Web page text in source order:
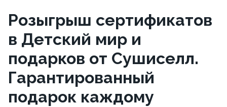
Розыгрыш сертификатов
в Детский мир и
подарков от Сушиселл.
Гарантированный
подарок каждому